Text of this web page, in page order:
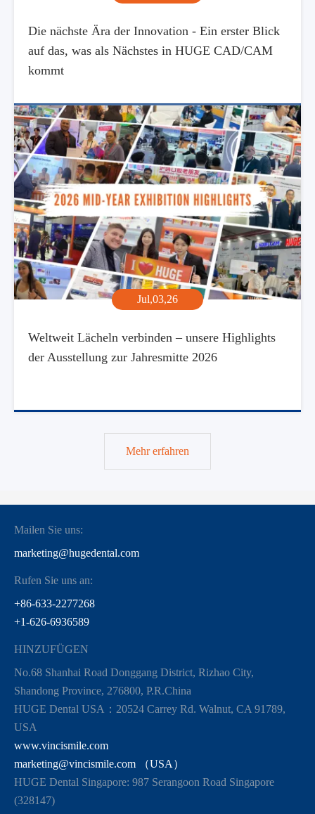
Die nächste Ära der Innovation - Ein erster Blick
auf das, was als Nächstes in HUGE CAD/CAM
kommt
Jul,03,26
Weltweit Lächeln verbinden – unsere Highlights
der Ausstellung zur Jahresmitte 2026
Mehr erfahren
Mailen Sie uns:
marketing@hugedental.com
Rufen Sie uns an:
+86-633-2277268
+1-626-6936589
HINZUFÜGEN
No.68 Shanhai Road Donggang District, Rizhao City,
Shandong Province, 276800, P.R.China
HUGE Dental USA：20524 Carrey Rd. Walnut, CA 91789,
USA
www.vincismile.com
marketing@vincismile.com （USA）
HUGE Dental Singapore: 987 Serangoon Road Singapore
(328147)